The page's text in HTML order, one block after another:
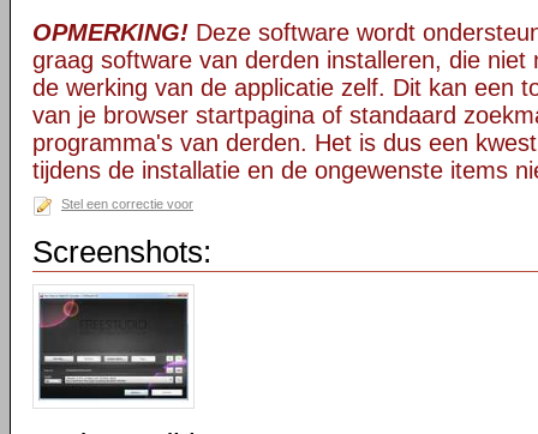
OPMERKING! Deze software wordt
graag software van derden installeren, die niet
de werking van de applicatie zelf. Dit kan een
van je browser startpagina of standaard
programma's van derden. Het is dus een
tijdens de installatie en de ongewenste items
Stel een correctie voor
Screenshots: